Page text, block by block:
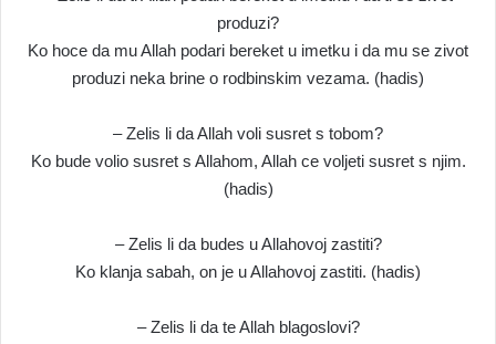
produzi?
Ko hoce da mu Allah podari bereket u imetku i da mu se zivot
produzi neka brine o rodbinskim vezama. (hadis)
– Zelis li da Allah voli susret s tobom?
Ko bude volio susret s Allahom, Allah ce voljeti susret s njim.
(hadis)
– Zelis li da budes u Allahovoj zastiti?
Ko klanja sabah, on je u Allahovoj zastiti. (hadis)
– Zelis li da te Allah blagoslovi?